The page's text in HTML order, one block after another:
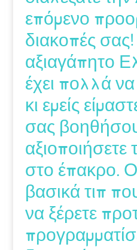
επόμενο
διακοπές
αξιαγάπητο
έχει πολλά
κι εμείς
σας
αξιοποιήσετε
στο έπακρο.
βασικά τιπ
να ξέρετε